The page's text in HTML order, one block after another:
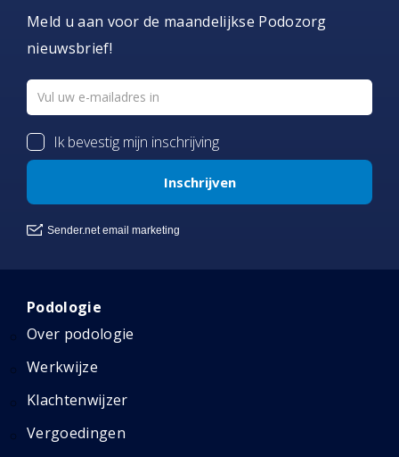
Meld u aan voor de maandelijkse Podozorg
nieuwsbrief!
Podologie
Over podologie
Werkwijze
Klachtenwijzer
Vergoedingen